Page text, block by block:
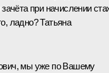
при начислении
ладно? Татьяна
мы уже по Вашему